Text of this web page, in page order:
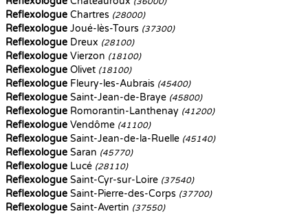
Reflexologue Chartres (28000)
Reflexologue Joué-lès-Tours (37300)
Reflexologue Dreux (28100)
Reflexologue Vierzon (18100)
Reflexologue Olivet (18100)
Reflexologue Fleury-les-Aubrais (45400)
Reflexologue Saint-Jean-de-Braye (45800)
Reflexologue Romorantin-Lanthenay (41200)
Reflexologue Vendôme (41100)
Reflexologue Saint-Jean-de-la-Ruelle (45140)
Reflexologue Saran (45770)
Reflexologue Lucé (28110)
Reflexologue Saint-Cyr-sur-Loire (37540)
Reflexologue Saint-Pierre-des-Corps (37700)
Reflexologue Saint-Avertin (37550)